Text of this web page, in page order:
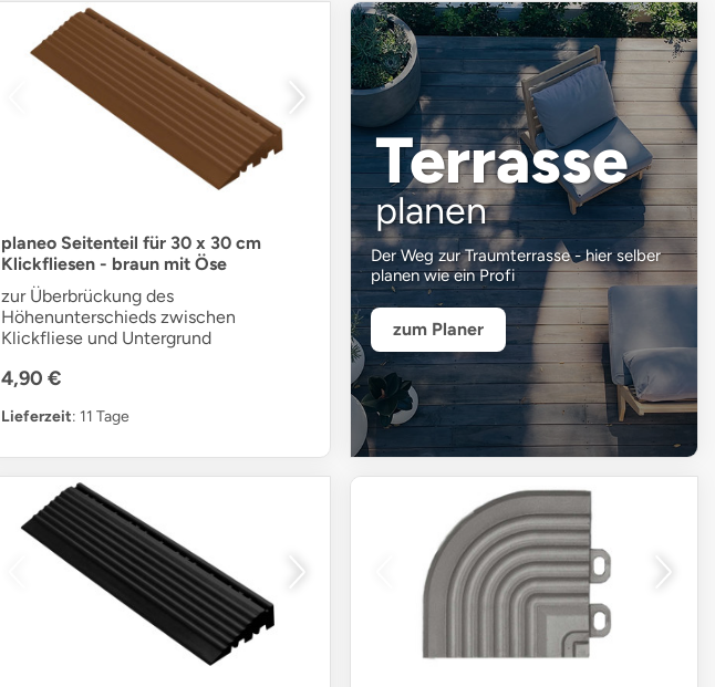
planeo Seitenteil für 30 x 30 cm
Klickfliesen - braun mit Öse
zur Überbrückung des
Höhenunterschieds zwischen
Klickfliese und Untergrund
4,90 €
Lieferzeit: 11 Tage
Terrasse
planen
Der Weg zur Traumterrasse - hier selber
planen wie ein Profi
zum Planer